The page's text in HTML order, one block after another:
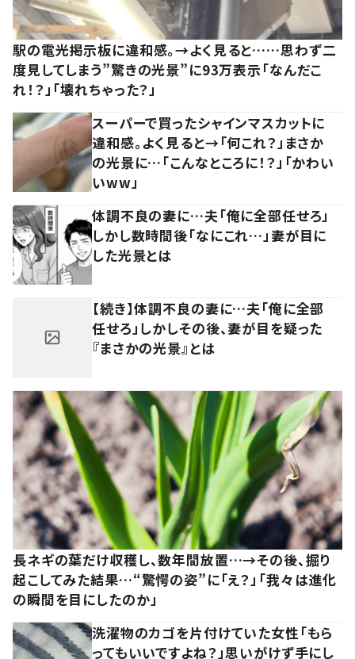
駅の電光掲示板に違和感。→よく見ると……思わず二
度見してしまう”驚きの光景”に93万表示「なんだこ
れ！？」「壊れちゃった？」
スーパーで買ったシャインマスカットに
違和感。よく見ると→「何これ？」まさか
の光景に…「こんなところに！？」「かわい
いww」
体調不良の妻に…夫「俺に全部任せろ」
しかし数時間後「なにこれ…」妻が目に
した光景とは
【続き】体調不良の妻に…夫「俺に全部
任せろ」しかしその後、妻が目を疑った
『まさかの光景』とは
長ネギの葉だけ収穫し、数年間放置…→その後、掘り
起こしてみた結果…“驚愕の姿”に「え？」「我々は進化
の瞬間を目にしたのか」
洗濯物のカゴを片付けていた女性「もら
ってもいいですよね？」思いがけず手にし